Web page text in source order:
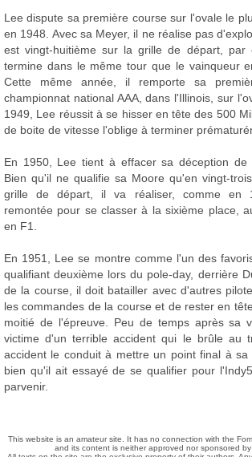
Lee dispute sa première course sur l'ovale le
en 1948. Avec sa Meyer, il ne réalise pas
est vingt-huitième sur la grille de départ, par
termine dans le même tour que le vainqueur
Cette même année, il remporte sa
championnat national AAA, dans l'Illinois, sur
1949, Lee réussit à se hisser en tête des 500
de boite de vitesse l'oblige à terminer
En 1950, Lee tient à effacer sa déception de
Bien qu'il ne qualifie sa Moore qu'en vingt-
grille de départ, il va réaliser, comme en
remontée pour se classer à la sixième place,
en F1.
En 1951, Lee se montre comme l'un des
qualifiant deuxième lors du pole-day, derrière
de la course, il doit batailler avec d'autres
les commandes de la course et de rester en
moitié de l'épreuve. Peu de temps après sa
victime d'un terrible accident qui le brûle au
accident le conduit à mettre un point final à sa
bien qu'il ait essayé de se qualifier pour
parvenir.
This website is an amateur site. It has no connection with the
and its content is neither approved nor sponsored by